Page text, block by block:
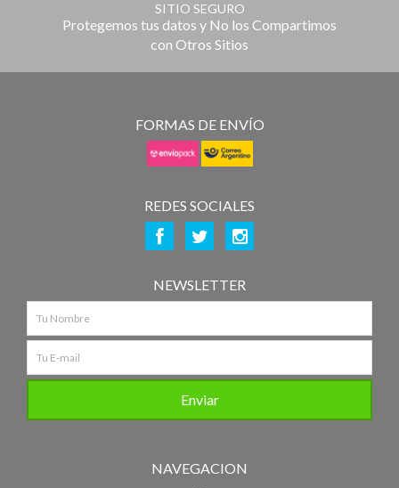
SITIO SEGURO
Protegemos tus datos y No los Compartimos
con Otros Sitios
FORMAS DE ENVÍO
REDES SOCIALES
NEWSLETTER
NAVEGACION